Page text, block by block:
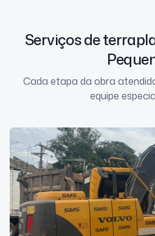
Serviços de
Cada etapa da obra
equipe